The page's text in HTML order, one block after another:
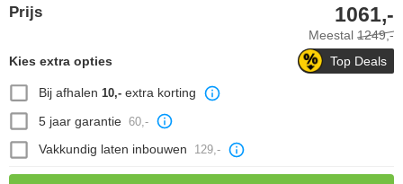
Prijs
Meestal 1249,-
1061,-
Top Deals
Kies extra opties
Bij afhalen 10,-extra korting
5 jaar garantie 60,-
Vakkundig laten inbouwen 129,-